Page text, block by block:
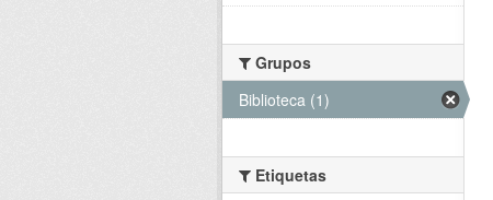
Grupos
Biblioteca (1)
Etiquetas